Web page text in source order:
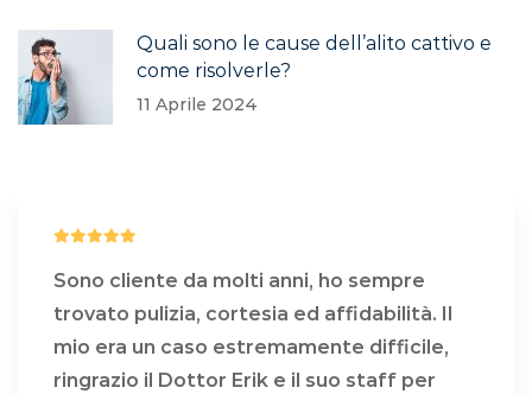
Quali sono le cause dell’alito cattivo e
come risolverle?
11 Aprile 2024
Sono cliente da molti anni, ho sempre
trovato pulizia, cortesia ed affidabilità. Il
mio era un caso estremamente difficile,
ringrazio il Dottor Erik e il suo staff per